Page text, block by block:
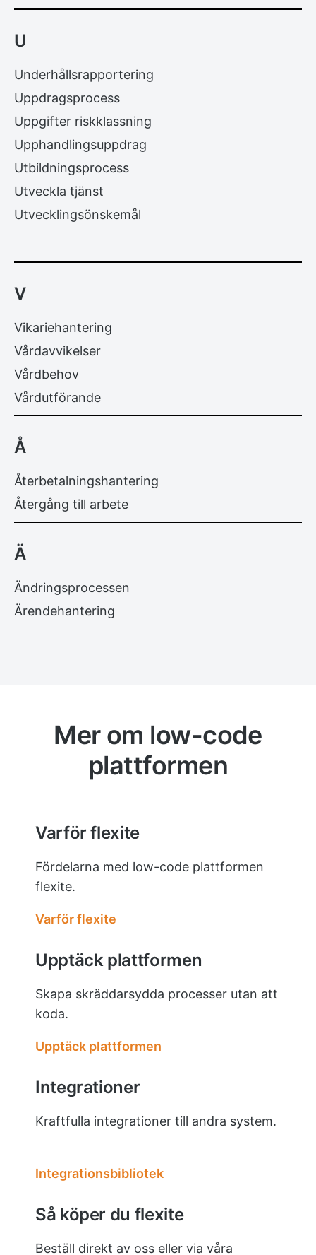
U
Underhållsrapportering
Uppdragsprocess
Uppgifter riskklassning
Upphandlingsuppdrag
Utbildningsprocess
Utveckla tjänst
Utvecklingsönskemål
V
Vikariehantering
Vårdavvikelser
Vårdbehov
Vårdutförande
Å
Återbetalningshantering
Återgång till arbete
Ä
Ändringsprocessen
Ärendehantering
Mer om low-code
plattformen
Varför flexite
Fördelarna med low-code plattformen
flexite.
Varför flexite
Upptäck plattformen
Skapa skräddarsydda processer utan att
koda.
Upptäck plattformen
Integrationer
Kraftfulla integrationer till andra system.
Integrationsbibliotek
Så köper du flexite
Beställ direkt av oss eller via våra